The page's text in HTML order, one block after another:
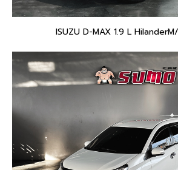
ISUZU D-MAX 1.9 L